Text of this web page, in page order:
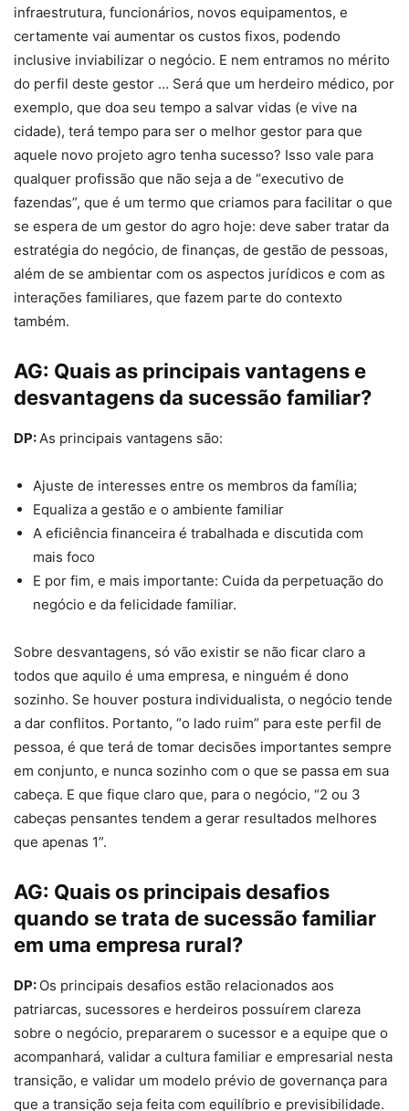
infraestrutura, funcionários, novos equipamentos, e
certamente vai aumentar os custos fixos, podendo
inclusive inviabilizar o negócio. E nem entramos no mérito
do perfil deste gestor … Será que um herdeiro médico, por
exemplo, que doa seu tempo a salvar vidas (e vive na
cidade), terá tempo para ser o melhor gestor para que
aquele novo projeto agro tenha sucesso? Isso vale para
qualquer profissão que não seja a de “executivo de
fazendas”, que é um termo que criamos para facilitar o que
se espera de um gestor do agro hoje: deve saber tratar da
estratégia do negócio, de finanças, de gestão de pessoas,
além de se ambientar com os aspectos jurídicos e com as
interações familiares, que fazem parte do contexto
também.
AG: Quais as principais vantagens e
desvantagens da sucessão familiar?
DP:As principais vantagens são:
Ajuste de interesses entre os membros da família;
Equaliza a gestão e o ambiente familiar
A eficiência financeira é trabalhada e discutida com
mais foco
E por fim, e mais importante: Cuida da perpetuação do
negócio e da felicidade familiar.
Sobre desvantagens, só vão existir se não ficar claro a
todos que aquilo é uma empresa, e ninguém é dono
sozinho. Se houver postura individualista, o negócio tende
a dar conflitos. Portanto, “o lado ruim” para este perfil de
pessoa, é que terá de tomar decisões importantes sempre
em conjunto, e nunca sozinho com o que se passa em sua
cabeça. E que fique claro que, para o negócio, “2 ou 3
cabeças pensantes tendem a gerar resultados melhores
que apenas 1”.
AG: Quais os principais desafios
quando se trata de sucessão familiar
em uma empresa rural?
DP: Os principais desafios estão relacionados aos
patriarcas, sucessores e herdeiros possuírem clareza
sobre o negócio, prepararem o sucessor e a equipe que o
acompanhará, validar a cultura familiar e empresarial nesta
transição, e validar um modelo prévio de governança para
que a transição seja feita com equilíbrio e previsibilidade.